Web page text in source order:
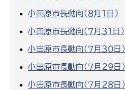
小田原市長動向（８月１日）
小田原市長動向（７月３１日）
小田原市長動向（７月３０日）
小田原市長動向（７月２９日）
小田原市長動向（７月２８日）